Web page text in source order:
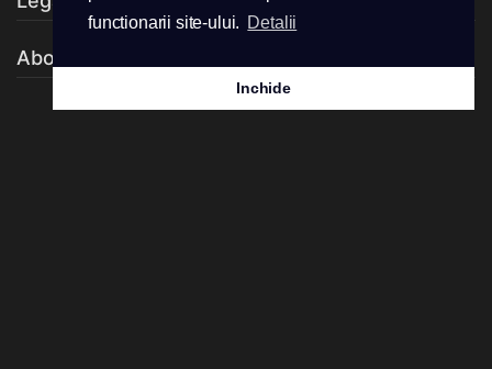
functionarii site-ului. Detalii
Inchide
About Company